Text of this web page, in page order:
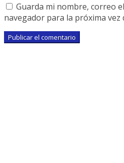
Guarda mi nombre, correo
navegador para la próxima vez